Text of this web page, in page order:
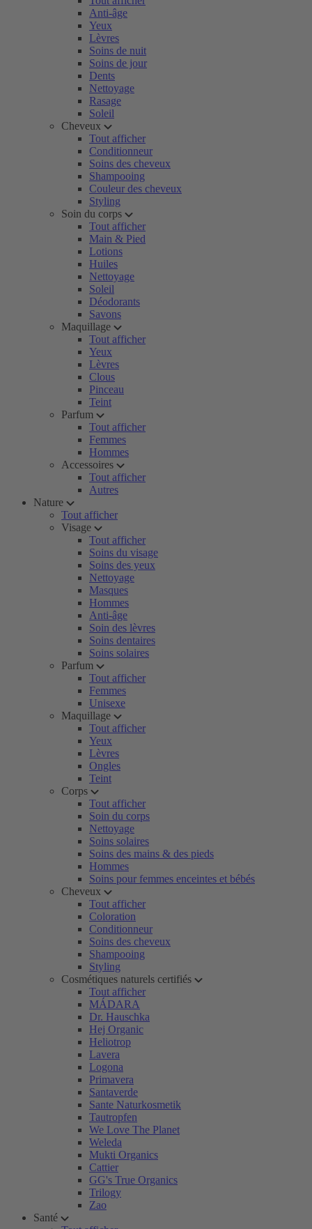
Anti-âge
Yeux
Lèvres
Soins de nuit
Soins de jour
Dents
Nettoyage
Rasage
Soleil
Cheveux
Tout afficher
Conditionneur
Soins des cheveux
Shampooing
Couleur des cheveux
Styling
Soin du corps
Tout afficher
Main & Pied
Lotions
Huiles
Nettoyage
Soleil
Déodorants
Savons
Maquillage
Tout afficher
Yeux
Lèvres
Clous
Pinceau
Teint
Parfum
Tout afficher
Femmes
Hommes
Accessoires
Tout afficher
Autres
Nature
Tout afficher
Visage
Tout afficher
Soins du visage
Soins des yeux
Nettoyage
Masques
Hommes
Anti-âge
Soin des lèvres
Soins dentaires
Soins solaires
Parfum
Tout afficher
Femmes
Unisexe
Maquillage
Tout afficher
Yeux
Lèvres
Ongles
Teint
Corps
Tout afficher
Soin du corps
Nettoyage
Soins solaires
Soins des mains & des pieds
Hommes
Soins pour femmes enceintes et bébés
Cheveux
Tout afficher
Coloration
Conditionneur
Soins des cheveux
Shampooing
Styling
Cosmétiques naturels certifiés
Tout afficher
MÁDARA
Dr. Hauschka
Hej Organic
Heliotrop
Lavera
Logona
Primavera
Santaverde
Sante Naturkosmetik
Tautropfen
We Love The Planet
Weleda
Mukti Organics
Cattier
GG's True Organics
Trilogy
Zao
Santé